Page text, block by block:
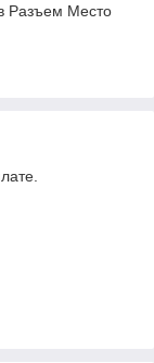
Разъем Место